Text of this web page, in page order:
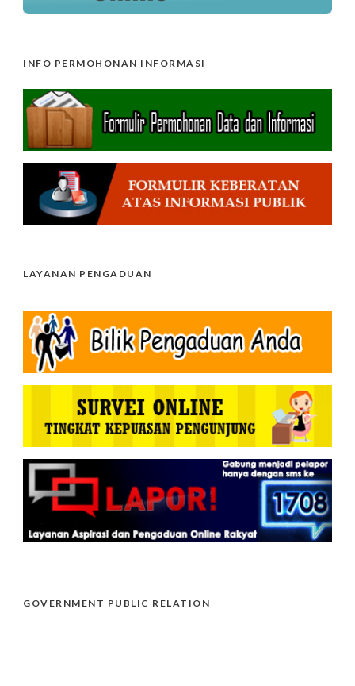
INFO PERMOHONAN INFORMASI
LAYANAN PENGADUAN
GOVERNMENT PUBLIC RELATION